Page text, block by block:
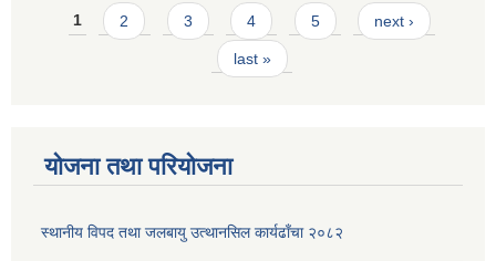
Pages
1 2 3 4 5 next ›
last »
योजना तथा परियोजना
स्थानीय विपद तथा जलबायु उत्थानसिल कार्यढाँचा २०८२